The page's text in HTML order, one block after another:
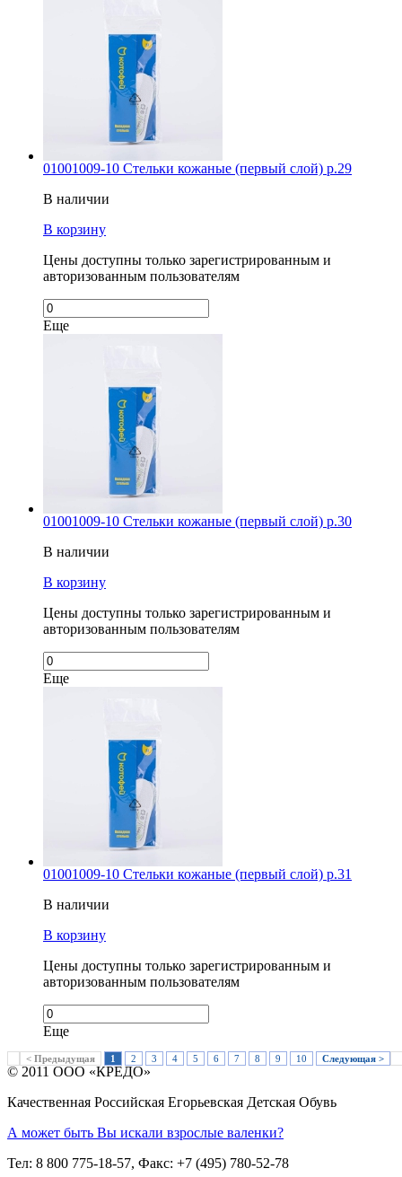
01001009-10 Стельки кожаные (первый слой) р.29
В наличии
В корзину
Цены доступны только зарегистрированным и
авторизованным пользователям
Еще
01001009-10 Стельки кожаные (первый слой) р.30
В наличии
В корзину
Цены доступны только зарегистрированным и
авторизованным пользователям
Еще
01001009-10 Стельки кожаные (первый слой) р.31
В наличии
В корзину
Цены доступны только зарегистрированным и
авторизованным пользователям
Еще
< Предыдущая 1 2 3 4 5 6 7 8 9 10 Следующая >
© 2011 ООО «КРЕДО»
Качественная Российская Егорьевская Детская Обувь
А может быть Вы искали взрослые валенки?
Тел: 8 800 775-18-57, Факс: +7 (495) 780-52-78